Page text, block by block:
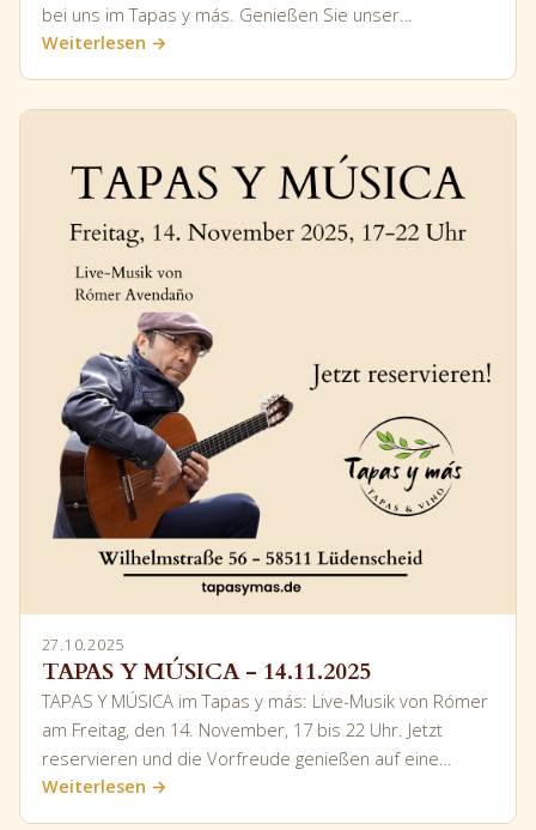
bei uns im Tapas y más. Genießen Sie unser…
Weiterlesen →
27.10.2025
TAPAS Y MÚSICA - 14.11.2025
TAPAS Y MÚSICA im Tapas y más: Live-Musik von Rómer
am Freitag, den 14. November, 17 bis 22 Uhr. Jetzt
reservieren und die Vorfreude genießen auf eine…
Weiterlesen →